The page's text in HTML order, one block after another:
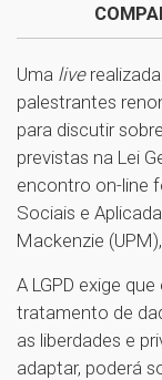
Uma live
palestrantes
para discutir
previstas na Lei
encontro on-line
Sociais e
Mackenzie
A LGPD exige
tratamento de
as liberdades e
adaptar, poderá